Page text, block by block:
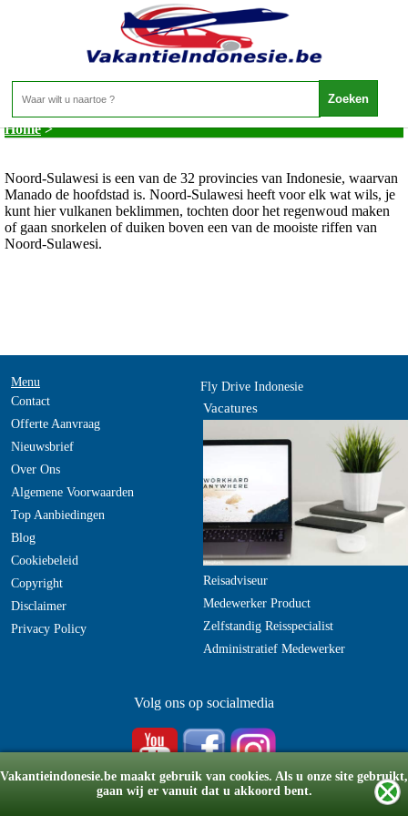
Vakantieindonesie.be maakt gebruik van cookies. Als u onze site gebruikt,
gaan wij er vanuit dat u akkoord bent.
Home>
Noord-Sulawesi is een van de 32 provincies van Indonesie, waarvan
Manado de hoofdstad is. Noord-Sulawesi heeft voor elk wat wils, je
kunt hier vulkanen beklimmen, tochten door het regenwoud maken
of gaan snorkelen of duiken boven een van de mooiste riffen van
Noord-Sulawesi.
Menu
Contact
Offerte Aanvraag
Nieuwsbrief
Over Ons
Algemene Voorwaarden
Top Aanbiedingen
Blog
Cookiebeleid
Copyright
Disclaimer
Privacy Policy
Fly Drive Indonesie
Vacatures
Reisadviseur
Medewerker Product
Zelfstandig Reisspecialist
Administratief Medewerker
Volg ons op socialmedia
© Copyright 2008-2026 vakantieindonesie.be